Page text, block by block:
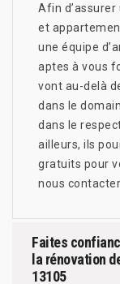
Afin
et
une équipe
aptes à vous
vont au-delà
dans le
dans le
ailleurs, ils
gratuits pour
nous
Faites
la rénovation
13105